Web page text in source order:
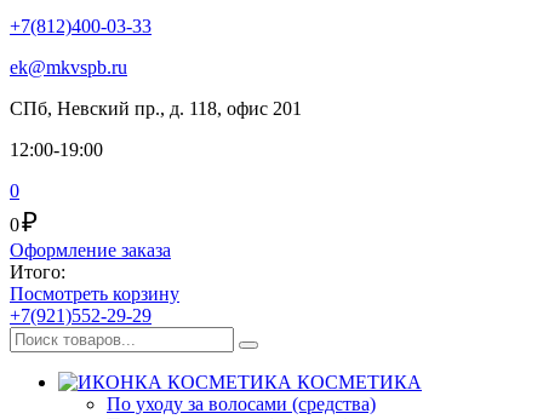
+7(812)400-03-33
ek@mkvspb.ru
СПб, Невский пр., д. 118, офис 201
12:00-19:00
0
0₽
Оформление заказа
Итого:
Посмотреть корзину
+7(921)552-29-29
КОСМЕТИКА
По уходу за волосами (средства)